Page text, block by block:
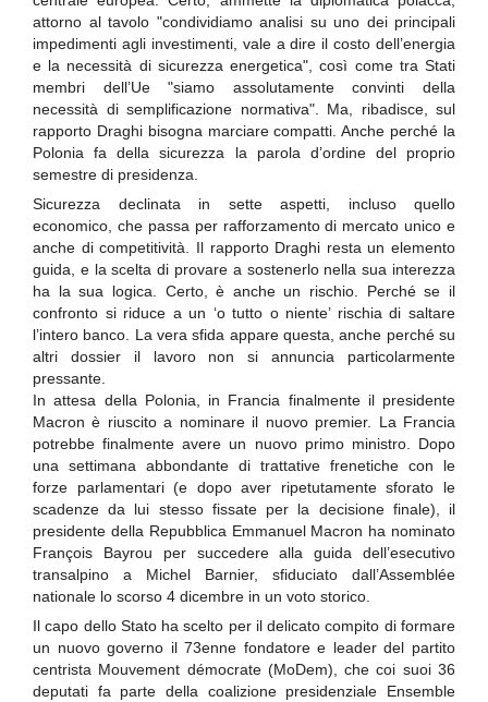
attorno al tavolo "condividiamo analisi su uno dei principali
impedimenti agli investimenti, vale a dire il costo dell’energia
e la necessità di sicurezza energetica", così come tra Stati
membri dell’Ue "siamo assolutamente convinti della
necessità di semplificazione normativa". Ma, ribadisce, sul
rapporto Draghi bisogna marciare compatti. Anche perché la
Polonia fa della sicurezza la parola d’ordine del proprio
semestre di presidenza.
Sicurezza declinata in sette aspetti, incluso quello
economico, che passa per rafforzamento di mercato unico e
anche di competitività. Il rapporto Draghi resta un elemento
guida, e la scelta di provare a sostenerlo nella sua interezza
ha la sua logica. Certo, è anche un rischio. Perché se il
confronto si riduce a un ‘o tutto o niente’ rischia di saltare
l’intero banco. La vera sfida appare questa, anche perché su
altri dossier il lavoro non si annuncia particolarmente
pressante.
In attesa della Polonia, in Francia finalmente il presidente
Macron è riuscito a nominare il nuovo premier. La Francia
potrebbe finalmente avere un nuovo primo ministro. Dopo
una settimana abbondante di trattative frenetiche con le
forze parlamentari (e dopo aver ripetutamente sforato le
scadenze da lui stesso fissate per la decisione finale), il
presidente della Repubblica Emmanuel Macron ha nominato
François Bayrou per succedere alla guida dell’esecutivo
transalpino a Michel Barnier, sfiduciato dall’Assemblée
nationale lo scorso 4 dicembre in un voto storico.
Il capo dello Stato ha scelto per il delicato compito di formare
un nuovo governo il 73enne fondatore e leader del partito
centrista Mouvement démocrate (MoDem), che coi suoi 36
deputati fa parte della coalizione presidenziale Ensemble